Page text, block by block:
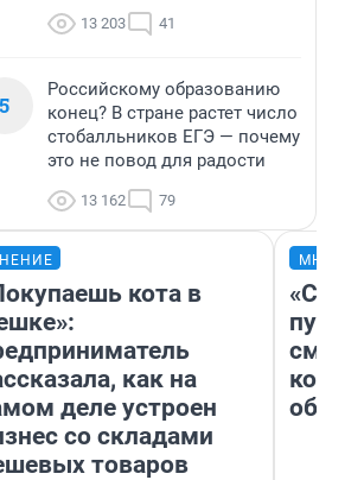
13 203 41
5
Российскому образованию
конец? В стране растет число
стобалльников ЕГЭ — почему
это не повод для радости
13 162 79
кота в
как на
деле устроен
со складами
товаров